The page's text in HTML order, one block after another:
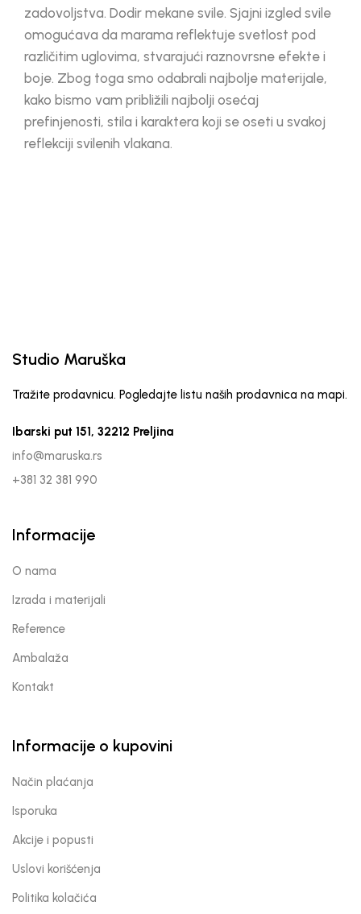
zadovoljstva. Dodir mekane svile. Sjajni izgled svile
omogućava da marama reflektuje svetlost pod
različitim uglovima, stvarajući raznovrsne efekte i
boje. Zbog toga smo odabrali najbolje materijale,
kako bismo vam približili najbolji osećaj
prefinjenosti, stila i karaktera koji se oseti u svakoj
reflekciji svilenih vlakana.
Studio Maruška
Tražite prodavnicu. Pogledajte listu naših prodavnica na mapi.
Ibarski put 151, 32212 Preljina
info@maruska.rs
+381 32 381 990
Informacije
O nama
Izrada i materijali
Reference
Ambalaža
Kontakt
Informacije o kupovini
Način plaćanja
Isporuka
Akcije i popusti
Uslovi korišćenja
Politika kolačića